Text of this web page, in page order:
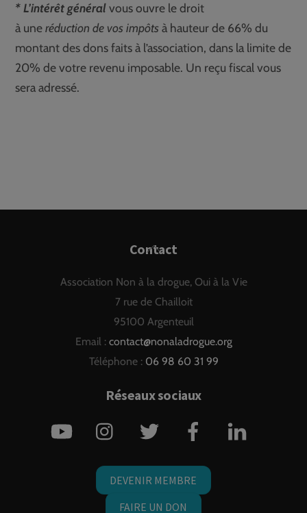
* L’intérêt généralvous ouvre le droit
à uneréduction de vos impôts à hauteur de 66% du
montant des dons faits à l’association, dans la limite de
20% de votre revenu imposable. Un reçu fiscal vous
sera adressé.
Back
Top
Contact
Association Non à la drogue, Oui à la Vie
7 rue de Chailloit
95100 Argenteuil
Email : contact@nonaladrogue.org
Téléphone : 06 98 60 31 99
Réseaux sociaux
YouTube Instagram Twitter Facebook
DEVENIR MEMBRE
FAIRE UN DON